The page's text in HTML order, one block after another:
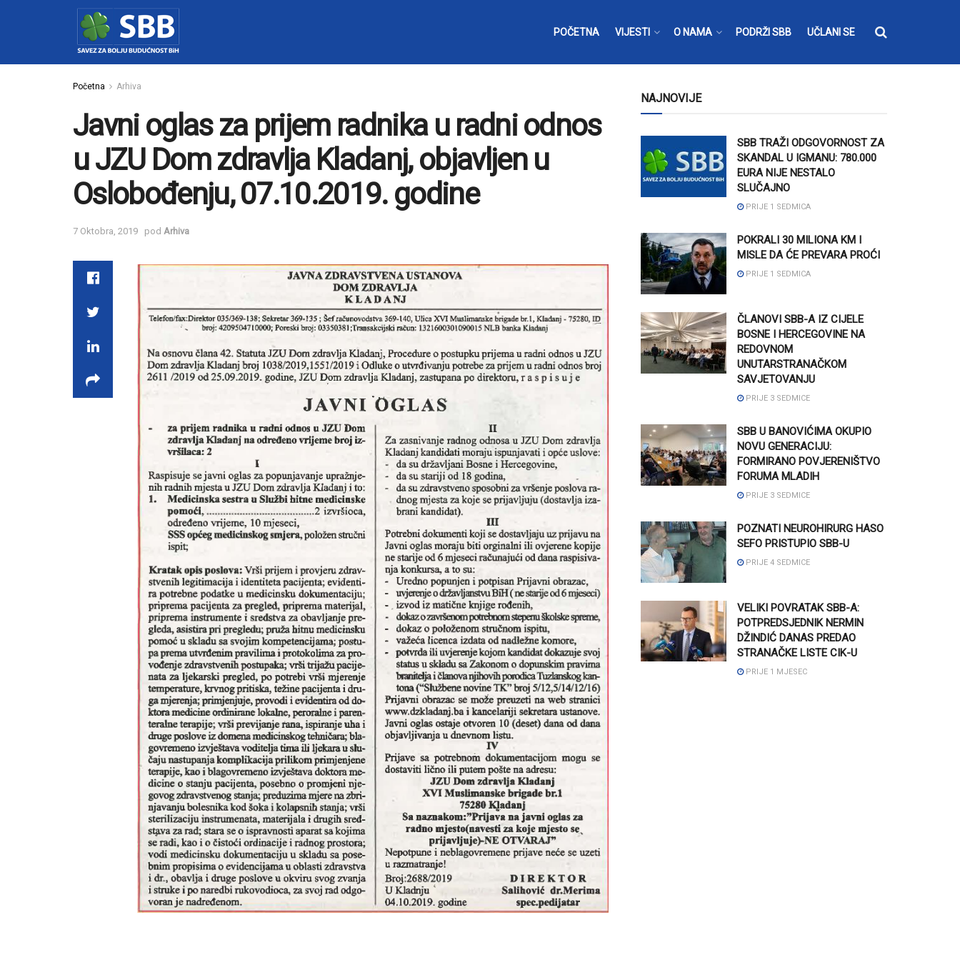
POČETNA VIJESTI O NAMA PODRŽI SBB UČLANI SE
Početna Arhiva
Javni oglas za prijem radnika u radni odnos
u JZU Dom zdravlja Kladanj, objavljen u
Oslobođenju, 07.10.2019. godine
7 Oktobra, 2019 pod Arhiva
NAJNOVIJE
SBB TRAŽI ODGOVORNOST ZA
SKANDAL U IGMANU: 780.000
EURA NIJE NESTALO
SLUČAJNO
PRIJE 1 SEDMICA
POKRALI 30 MILIONA KM I
MISLE DA ĆE PREVARA PROĆI
PRIJE 1 SEDMICA
ČLANOVI SBB-A IZ CIJELE
BOSNE I HERCEGOVINE NA
REDOVNOM
UNUTARSTRANAČKOM
SAVJETOVANJU
PRIJE 3 SEDMICE
SBB U BANOVIĆIMA OKUPIO
NOVU GENERACIJU:
FORMIRANO POVJERENIŠTVO
FORUMA MLADIH
PRIJE 3 SEDMICE
POZNATI NEUROHIRURG HASO
SEFO PRISTUPIO SBB-U
PRIJE 4 SEDMICE
VELIKI POVRATAK SBB-A:
POTPREDSJEDNIK NERMIN
DŽINDIĆ DANAS PREDAO
STRANAČKE LISTE CIK-U
PRIJE 1 MJESEC